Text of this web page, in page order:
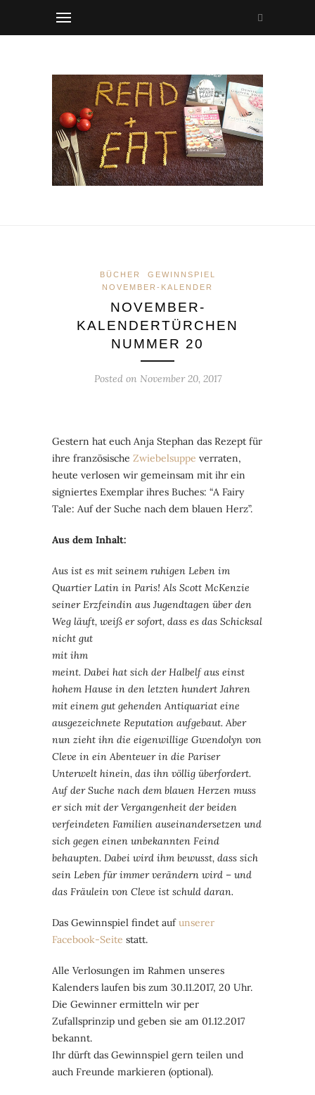
BÜCHER
GEWINNSPIEL
NOVEMBER-KALENDER
NOVEMBER-
KALENDERTÜRCHEN
NUMMER 20
Posted on November 20, 2017
Gestern hat euch Anja Stephan das Rezept für
ihre französische Zwiebelsuppe verraten,
heute verlosen wir gemeinsam mit ihr ein
signiertes Exemplar ihres Buches: “A Fairy
Tale: Auf der Suche nach dem blauen Herz”.
Aus dem Inhalt:
Aus ist es mit seinem ruhigen Leben im
Quartier Latin in Paris! Als Scott McKenzie
seiner Erzfeindin aus Jugendtagen über den
Weg läuft, weiß ersofort, dass es das Schicksal
nicht gut
mit ihm
meint. Dabei hat sich der Halbelf aus einst
hohem Hause in den letzten hundert Jahren
mit einem gut gehenden Antiquariat eine
ausgezeichnete Reputation aufgebaut. Aber
nun zieht ihn die eigenwillige Gwendolyn von
Cleve in ein Abenteuer in die Pariser
Unterwelt hinein, das ihn völlig überfordert.
Auf der Suche nach dem blauen Herzen muss
er sich mit der Vergangenheit der beiden
verfeindeten Familien auseinandersetzen und
sich gegen einen unbekannten Feind
behaupten. Dabei wird ihm bewusst, dass sich
sein Leben für immer verändern wird – und
das Fräulein von Cleve ist schuld daran.
Das Gewinnspiel findet aufunserer
Facebook-Seite statt.
Alle Verlosungen im Rahmen unseres
Kalenders laufen bis zum 30.11.2017, 20 Uhr.
Die Gewinner ermitteln wir per
Zufallsprinzip und geben sie am 01.12.2017
bekannt.
Ihr dürft das Gewinnspiel gern teilen und
auch Freunde markieren (optional).